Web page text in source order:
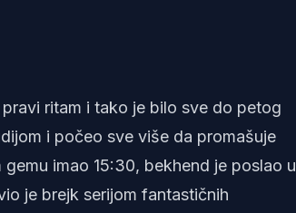
ritam i tako je bilo sve do petog
i počeo sve više da promašuje
imao 15:30, bekhend je poslao u
je brejk serijom fantastičnih